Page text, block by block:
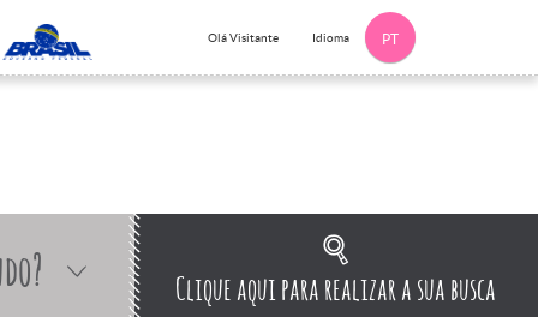
Olá Visitante Idioma PT
Clique aqui para realizar a sua busca